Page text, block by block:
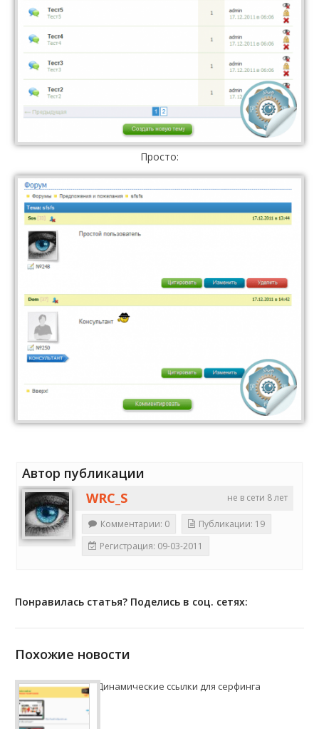
Просто:
Автор публикации
не в сети 8 лет
WRC_S
Комментарии: 0
Публикации: 19
Регистрация: 09-03-2011
Понравилась статья? Поделись в соц. сетях:
Похожие новости
Динамические ссылки для серфинга